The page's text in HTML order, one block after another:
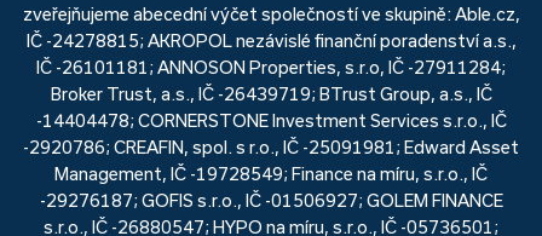
zveřejňujeme abecední výčet společností ve skupině: Able.cz,
IČ -24278815; AKROPOL nezávislé finanční poradenství a.s.,
IČ -26101181; ANNOSON Properties, s.r.o, IČ -27911284;
Broker Trust, a.s., IČ -26439719; BTrust Group, a.s., IČ
-14404478; CORNERSTONE Investment Services s.r.o., IČ
-2920786; CREAFIN, spol. s r.o., IČ -25091981; Edward Asset
Management, IČ -19728549; Finance na míru, s.r.o., IČ
-29276187; GOFIS s.r.o., IČ -01506927; GOLEM FINANCE
s.r.o., IČ -26880547; HYPO na míru, s.r.o., IČ -05736501;